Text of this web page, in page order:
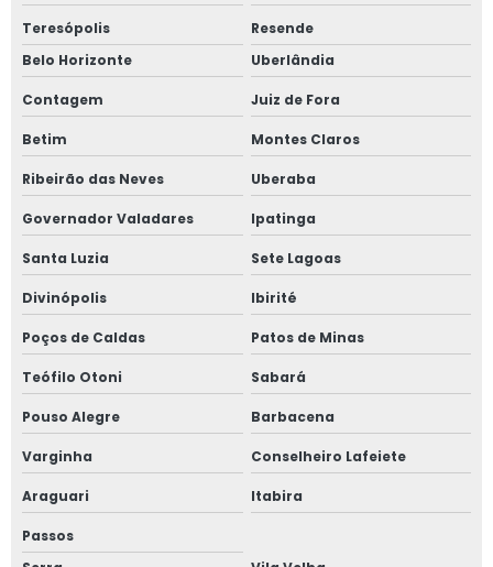
Tinta para fundição
Tinta refratária para fundição
Material refratário para fundição
Teresópolis
Resende
Belo Horizonte
Uberlândia
Contagem Juiz de Fora
Betim Montes Claros
Ribeirão das Neves Uberaba
Governador Valadares Ipatinga
Santa Luzia Sete Lagoas
Divinópolis Ibirité
Poços de Caldas Patos de Minas
Teófilo Otoni Sabará
Pouso Alegre Barbacena
Varginha Conselheiro Lafeiete
Araguari Itabira
Passos